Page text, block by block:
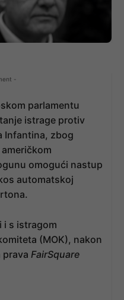
-
parlamentu
istrage protiv
Infantina, zbog
omogući nastup
automatskoj
i s istragom
(MOK), nakon
prava FairSquare